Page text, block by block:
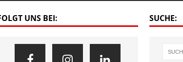
UNS BEI: SUCHE: